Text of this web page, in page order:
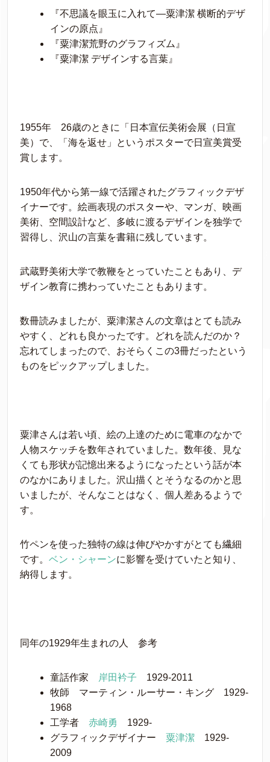
『不思議を眼玉に入れて―粟津潔 横断的デザ
インの原点』
『粟津潔荒野のグラフィズム』
『粟津潔 デザインする言葉』
1955年 26歳のときに「日本宣伝美術会展（日宣
美）で、「海を返せ」というポスターで日宣美賞受
賞します。
1950年代から第一線で活躍されたグラフィックデザ
イナーです。絵画表現のポスターや、マンガ、映画
美術、空間設計など、多岐に渡るデザインを独学で
習得し、沢山の言葉を書籍に残しています。
武蔵野美術大学で教鞭をとっていたこともあり、デ
ザイン教育に携わっていたこともあります。
数冊読みましたが、粟津潔さんの文章はとても読み
やすく、どれも良かったです。どれを読んだのか？
忘れてしまったので、おそらくこの3冊だったという
ものをピックアップしました。
粟津さんは若い頃、絵の上達のために電車のなかで
人物スケッチを数年されていました。数年後、見な
くても形状が記憶出来るようになったという話が本
のなかにありました。沢山描くとそうなるのかと思
いましたが、そんなことはなく、個人差あるようで
す。
竹ペンを使った独特の線は伸びやかすがとても繊細
です。 ベン・シャーンに影響を受けていたと知り、
納得します。
同年の1929年生まれの人 参考
童話作家 岸田衿子 1929-2011
牧師 マーティン・ルーサー・キング 1929-
1968
工学者 赤崎勇
1929-
グラフィックデザイナー 粟津潔 1929-
2009